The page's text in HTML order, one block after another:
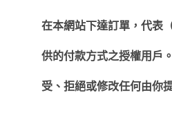
在本網站下達訂單，代表
供的付款方式之授權用戶。
受、拒絕或修改任何由你